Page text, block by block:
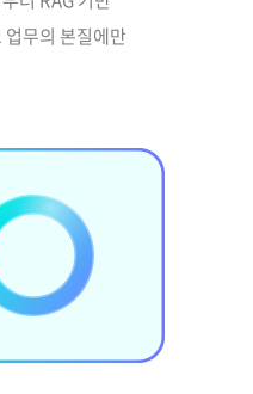
무의 본질에만